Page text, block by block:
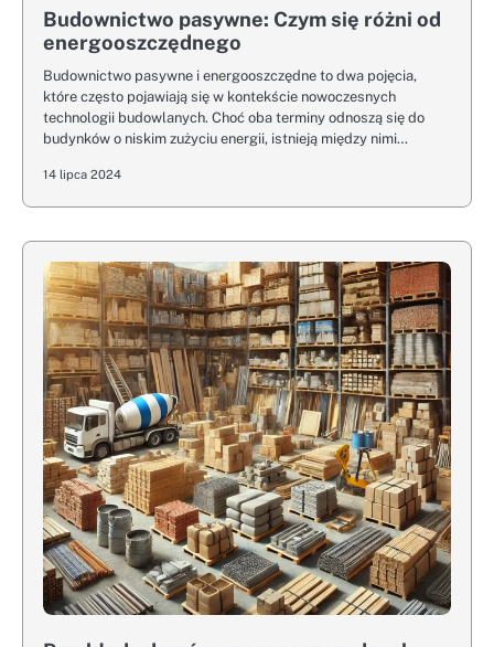
Budownictwo pasywne: Czym się różni od
energooszczędnego
Budownictwo pasywne i energooszczędne to dwa pojęcia,
które często pojawiają się w kontekście nowoczesnych
technologii budowlanych. Choć oba terminy odnoszą się do
budynków o niskim zużyciu energii, istnieją między nimi…
14 lipca 2024